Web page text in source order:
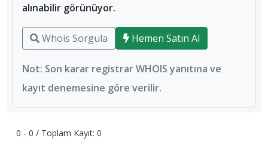
alınabilir görünüyor.
Whois Sorgula Hemen Satın Al
Not: Son karar registrar WHOIS yanıtına ve
kayıt denemesine göre verilir.
0 - 0 / Toplam Kayıt: 0